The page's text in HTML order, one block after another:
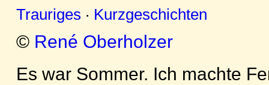
Trauriges · Kurzgeschichten
© René Oberholzer
Es war Sommer. Ich machte